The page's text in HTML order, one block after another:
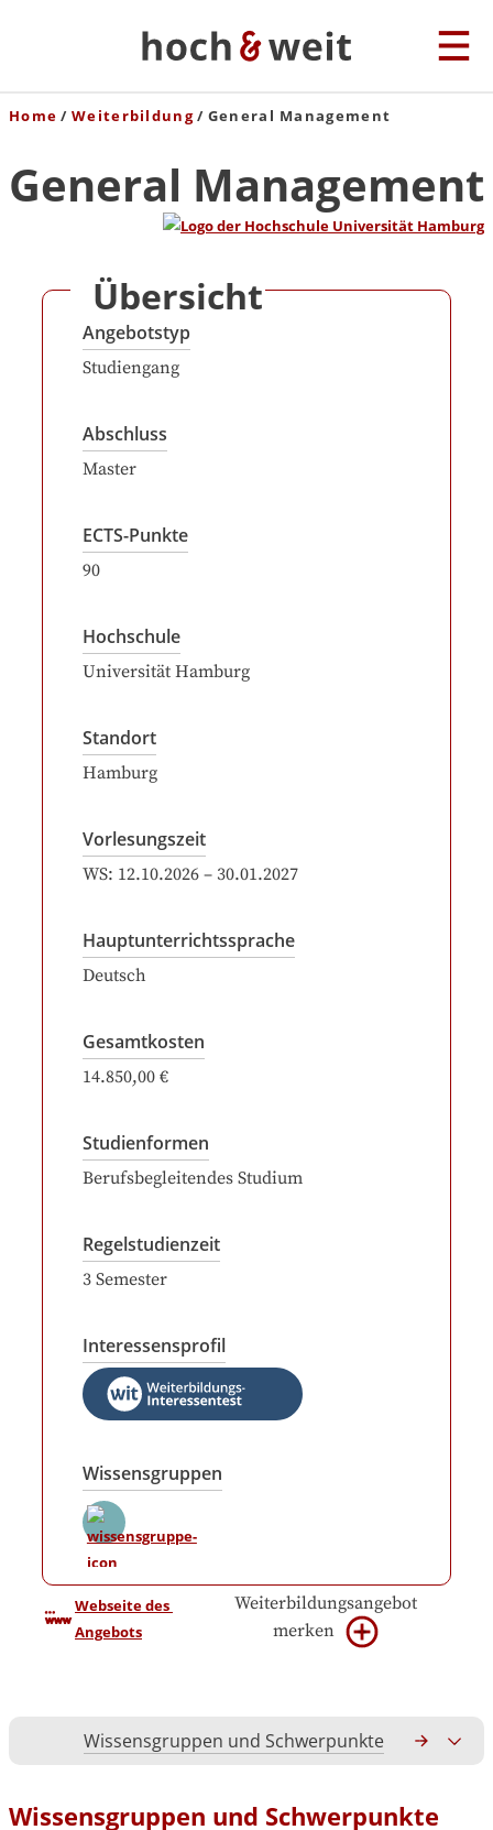
Home Weiterbildung General Management
General Management
Übersicht
Angebotstyp
Studiengang
Abschluss
Master
ECTS-Punkte
90
Hochschule
Universität Hamburg
Standort
Hamburg
Vorlesungszeit
WS: 12.10.2026 – 30.01.2027
Hauptunterrichtssprache
Deutsch
Gesamtkosten
14.850,00 €
Studienformen
Berufsbegleitendes Studium
Regelstudienzeit
3 Semester
Interessensprofil
Wissensgruppen
Webseite des
Angebots
Weiterbildungsangebot
merken
Wissensgruppen und Schwerpunkte
Wissensgruppen und Schwerpunkte